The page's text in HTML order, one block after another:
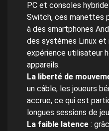
PC et consoles
Switch, ces manettes
à des smartphones
des systèmes Linux et
expérience utilisateur
appareils.
La liberté de
un câble, les joueurs
accrue, ce qui est
longues sessions de
La faible latence :